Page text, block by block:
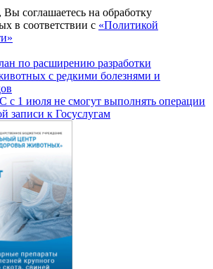
соглашаетесь на обработку
в соответствии с «Политикой
по расширению разработки
с редкими болезнями и
с 1 июля не смогут выполнять операции
записи к Госуслугам